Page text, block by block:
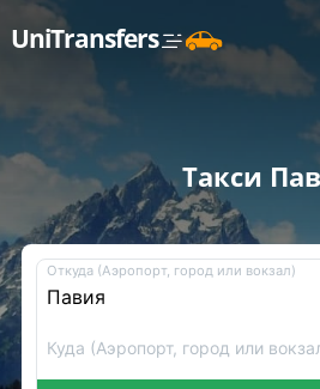
UniTransfers
Такси
Откуда (Аэропорт, город или вокзал)
Куда (Аэропорт, город или